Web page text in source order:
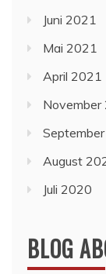
Juni 2021
Mai 2021
April 2021
November
August
Juli 2020
BLOG